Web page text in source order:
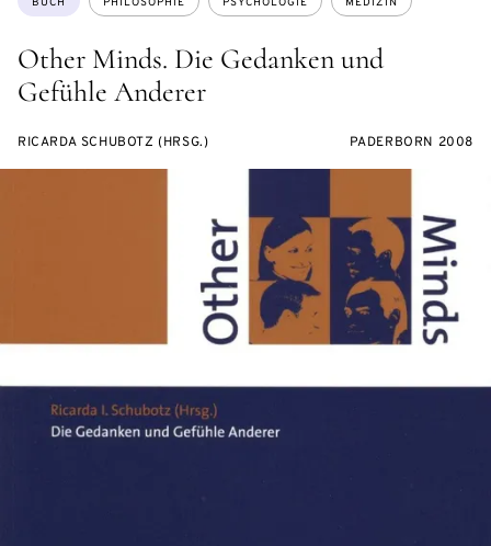
Other Minds. Die Gedanken und
Gefühle Anderer
BUCH PHILOSOPHIE PSYCHOLOGIE MEDIZIN
RICARDA SCHUBOTZ (HRSG.) PADERBORN 2008